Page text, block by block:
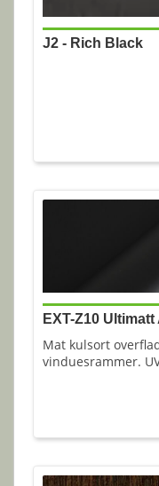
J2 - Rich Black
EXT-Z10
Mat kulsort
vinduesrammer.